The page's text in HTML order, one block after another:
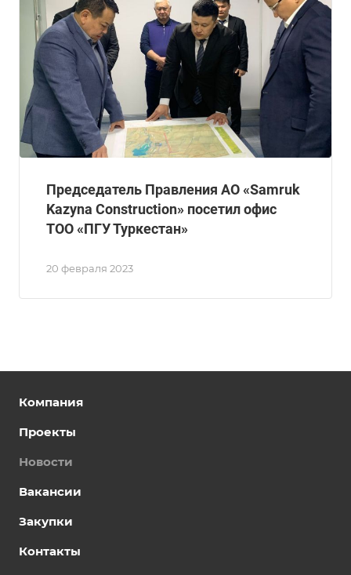
20 февраля 2023
Председатель Правления АО «Samruk
Kazyna Construction» посетил офис
ТOO «ПГУ Туркестан»
Компания
Проекты
Новости
Вакансии
Закупки
Контакты